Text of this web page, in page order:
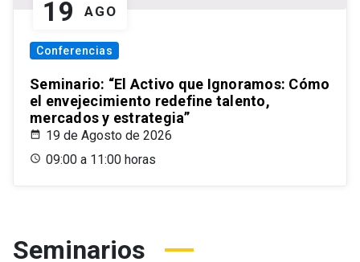
19 AGO
Conferencias
Seminario: “El Activo que Ignoramos: Cómo
el envejecimiento redefine talento,
mercados y estrategia”
19 de Agosto de 2026
09:00 a 11:00 horas
Seminarios